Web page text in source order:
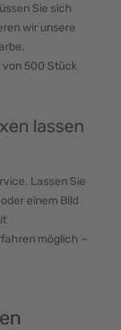
Sie sich
wir unsere
von 500 Stück
lassen
Lassen Sie
einem Bild
möglich –